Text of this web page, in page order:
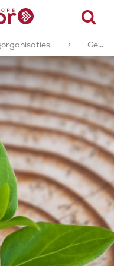
> Geaccrediteerde of gecertificeerde zorgorganisaties